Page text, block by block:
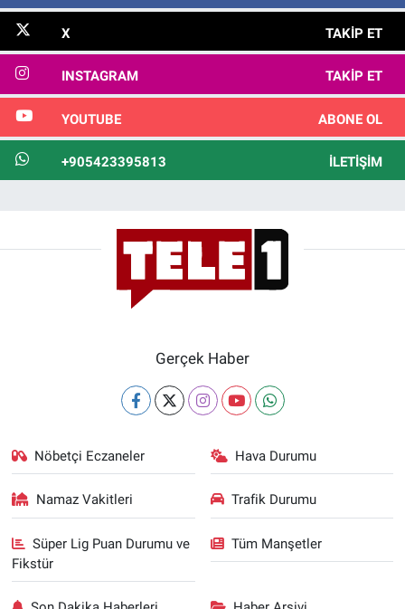
X TAKIP ET
INSTAGRAM TAKIP ET
YOUTUBE ABONE OL
+905423395813 İLETIŞIM
Gerçek Haber
Nöbetçi Eczaneler Hava Durumu
Namaz Vakitleri Trafik Durumu
Süper Lig Puan Durumu ve
Fikstür
Tüm Manşetler